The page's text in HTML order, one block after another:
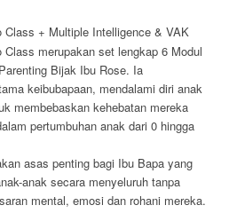
Class + Multiple Intelligence & VAK
merupakan set lengkap 6 Modul
Bijak Ibu Rose. Ia
keibubapaan, mendalami diri anak
membebaskan kehebatan mereka
pertumbuhan anak dari 0 hingga
asas penting bagi Ibu Bapa yang
anak secara menyeluruh tanpa
mental, emosi dan rohani mereka.